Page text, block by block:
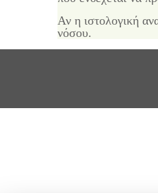
Αν η ιστολογική
νόσου.